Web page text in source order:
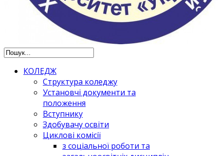
КОЛЕДЖ
Структура коледжу
Установчі документи та
положення
Вступнику
Здобувачу освіти
Циклові комісії
з соціальної роботи та